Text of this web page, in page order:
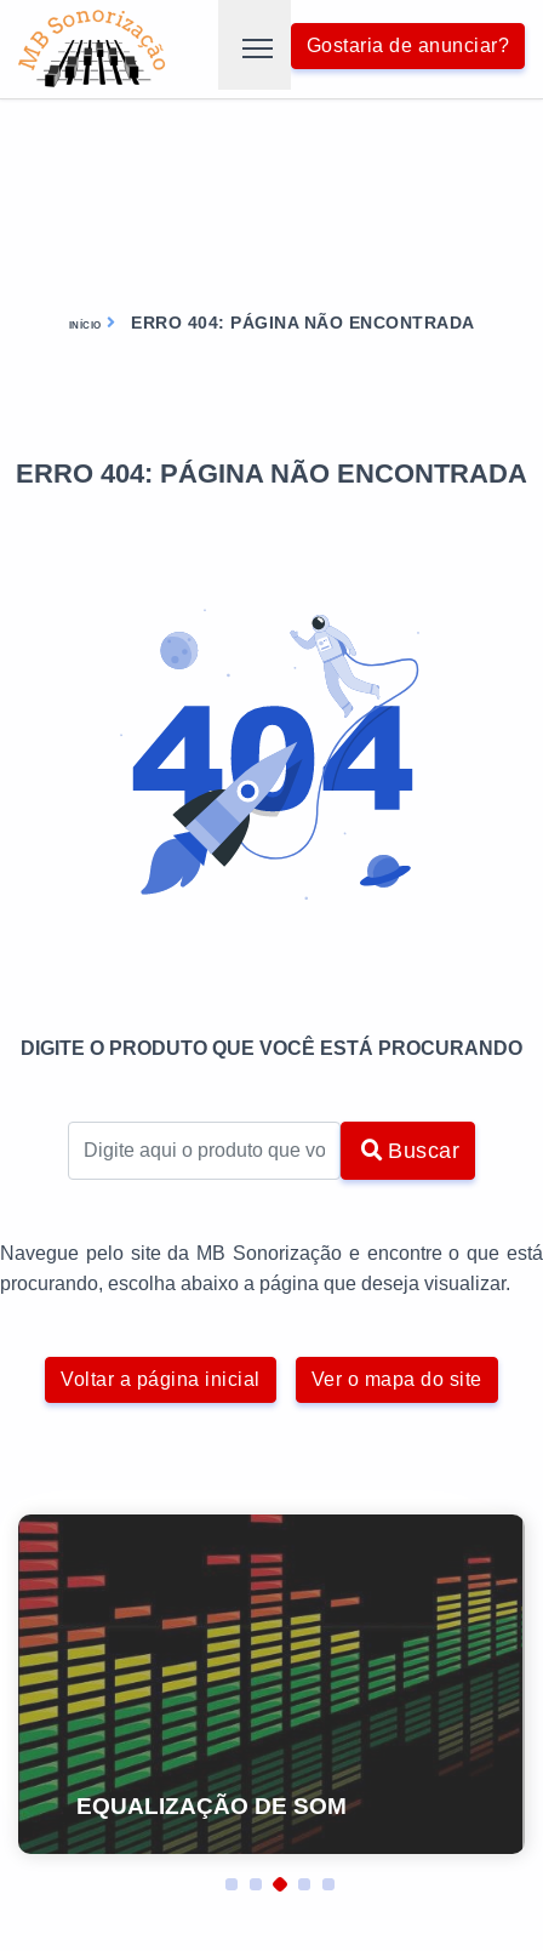
Gostaria de anunciar?
INÍCIO ERRO 404: PÁGINA NÃO ENCONTRADA
ERRO 404: PÁGINA NÃO ENCONTRADA
DIGITE O PRODUTO QUE VOCÊ ESTÁ PROCURANDO
Buscar
Navegue pelo site da MB Sonorização e encontre o que está
procurando, escolha abaixo a página que deseja visualizar.
Voltar a página inicial Ver o mapa do site
EQUALIZAÇÃO DE SOM